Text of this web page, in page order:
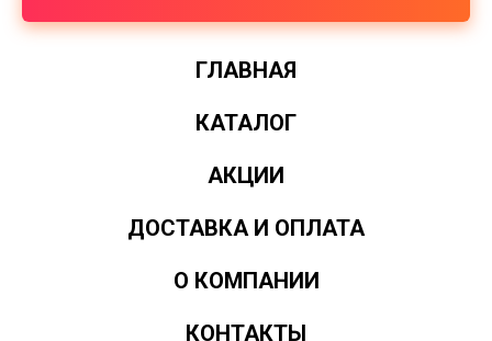
ГЛАВНАЯ
КАТАЛОГ
АКЦИИ
ДОСТАВКА И ОПЛАТА
О КОМПАНИИ
КОНТАКТЫ